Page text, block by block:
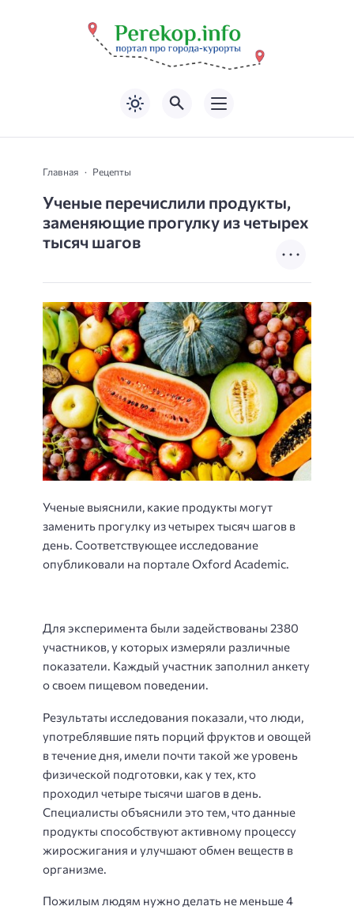
Главная Рецепты
Ученые перечислили продукты,
заменяющие прогулку из четырех
тысяч шагов
Ученые выяснили, какие продукты могут
заменить прогулку из четырех тысяч шагов в
день. Соответствующее исследование
опубликовали на портале Oxford Academic.
Для эксперимента были задействованы 2380
участников, у которых измеряли различные
показатели. Каждый участник заполнил анкету
о своем пищевом поведении.
Результаты исследования показали, что люди,
употреблявшие пять порций фруктов и овощей
в течение дня, имели почти такой же уровень
физической подготовки, как у тех, кто
проходил четыре тысячи шагов в день.
Специалисты объяснили это тем, что данные
продукты способствуют активному процессу
жиросжигания и улучшают обмен веществ в
организме.
Пожилым людям нужно делать не меньше 4